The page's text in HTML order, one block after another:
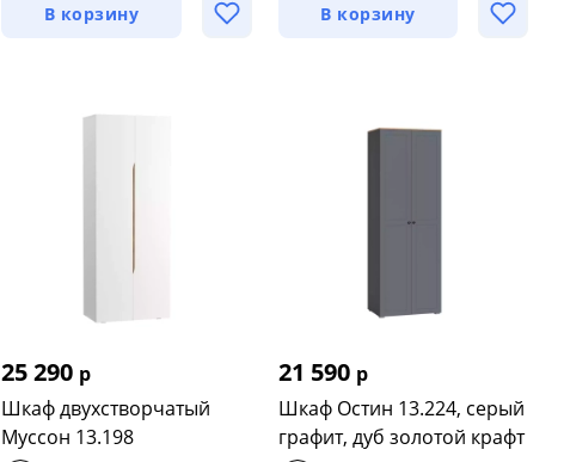
В корзину В корзину
25 290 р
Шкаф двухстворчатый
Муссон 13.198
21 590 р
Шкаф Остин 13.224, серый
графит, дуб золотой крафт